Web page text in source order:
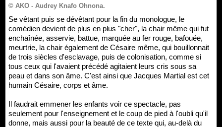
© AKO - Audrey Knafo Ohnona.
Se vêtant puis se dévêtant pour la fin du monologue, le
comédien devient de plus en plus "cher", la chair même qui fut
enchaînée, asservie, battue, marquée au fer rouge, bafouée,
meurtrie, la chair également de Césaire même, qui bouillonnait
de trois siècles d'esclavage, puis de colonisation, comme si
tous ceux qui l'avaient précédé agitaient leurs cris sous sa
peau et dans son âme. C'est ainsi que Jacques Martial est cet
humain Césaire, corps et âme.
Il faudrait emmener les enfants voir ce spectacle, pas
seulement pour l'enseignement et le coup de pied à l'oubli qu'il
donne, mais aussi pour la beauté de ce texte qui, au-delà du